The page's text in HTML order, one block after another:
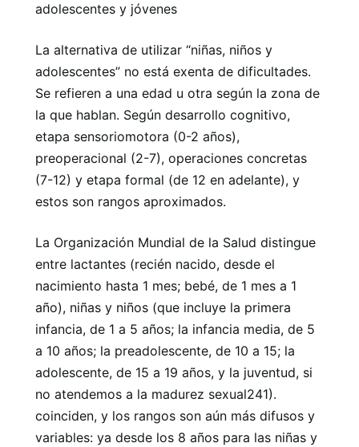
adolescentes y jóvenes
La alternativa de utilizar “niñas, niños y
adolescentes” no está exenta de dificultades.
Se refieren a una edad u otra según la zona de
la que hablan. Según desarrollo cognitivo,
etapa sensoriomotora (0-2 años),
preoperacional (2-7), operaciones concretas
(7-12) y etapa formal (de 12 en adelante), y
estos son rangos aproximados.
La Organización Mundial de la Salud distingue
entre lactantes (recién nacido, desde el
nacimiento hasta 1 mes; bebé, de 1 mes a 1
año), niñas y niños (que incluye la primera
infancia, de 1 a 5 años; la infancia media, de 5
a 10 años; la preadolescente, de 10 a 15; la
adolescente, de 15 a 19 años, y la juventud, si
no atendemos a la madurez sexual241).
coinciden, y los rangos son aún más difusos y
variables: ya desde los 8 años para las niñas y